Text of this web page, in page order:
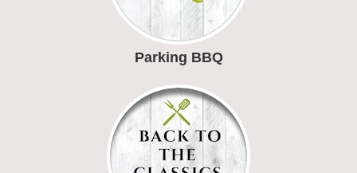
Parking BBQ